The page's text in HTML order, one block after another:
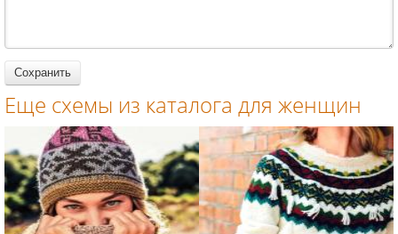
Еще схемы из каталога для женщин